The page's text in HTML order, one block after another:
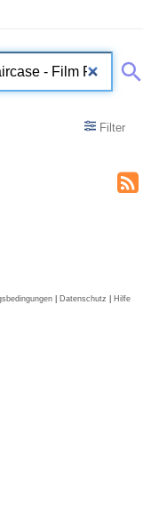
Filter
| Datenschutz | Hilfe